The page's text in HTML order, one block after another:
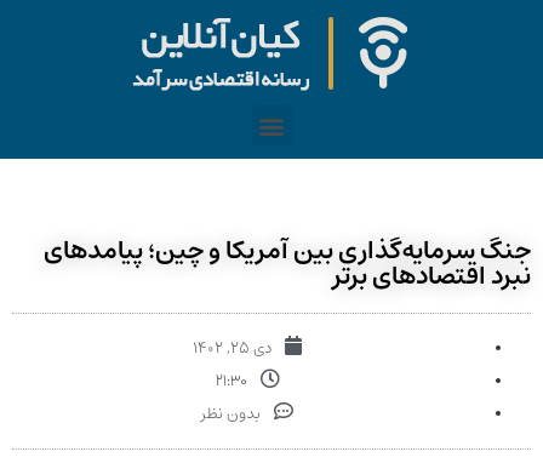
جنگ سرمایه‌گذاری بین آمریکا و چین؛ پیامدهای
نبرد اقتصادهای برتر
دی ۲۵, ۱۴۰۲
۲۱:۳۰
بدون نظر